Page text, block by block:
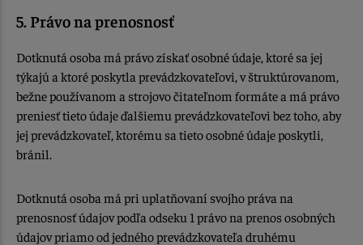
5. Právo na prenosnosť
Dotknutá osoba má právo získať osobné údaje, ktoré sa jej
týkajú a ktoré poskytla prevádzkovateľovi, v štruktúrovanom,
bežne používanom a strojovo čitateľnom formáte a má právo
preniesť tieto údaje ďalšiemu prevádzkovateľovi bez toho, aby
jej prevádzkovateľ, ktorému sa tieto osobné údaje poskytli,
bránil.
Dotknutá osoba má pri uplatňovaní svojho práva na
prenosnosť údajov podľa odseku 1 právo na prenos osobných
údajov priamo od jedného prevádzkovateľa druhému